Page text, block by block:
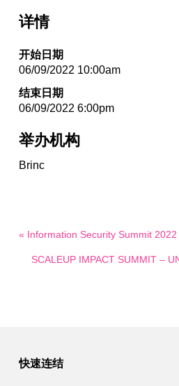
详情
开始日期
06/09/2022 10:00am
结束日期
06/09/2022 6:00pm
举办机构
Brinc
« Information Security Summit 2022
SCALEUP IMPACT SUMMIT –
快速连结